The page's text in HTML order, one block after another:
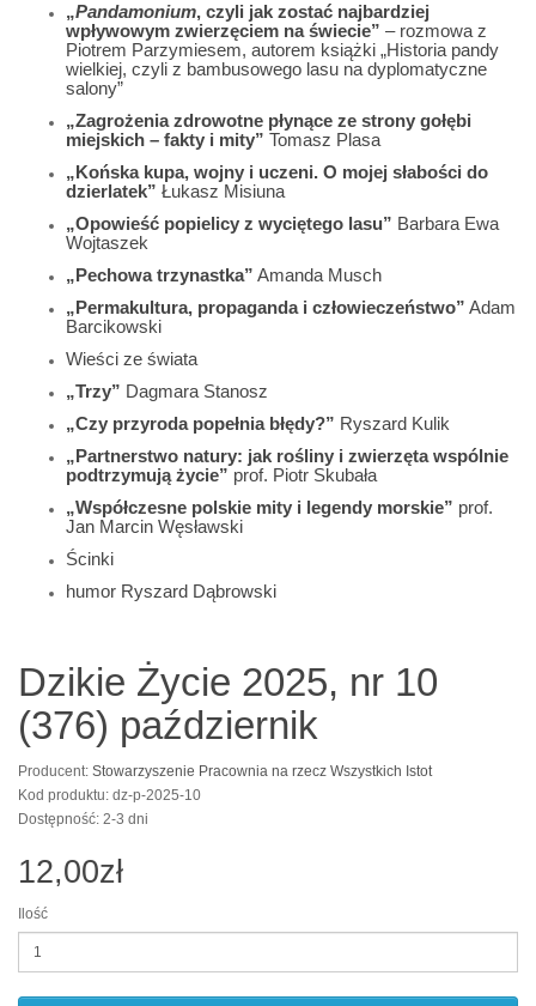
„Pandamonium, czyli jak zostać najbardziej
wpływowym zwierzęciem na świecie” – rozmowa z
Piotrem Parzymiesem, autorem książki „Historia pandy
wielkiej, czyli z bambusowego lasu na dyplomatyczne
salony”
„Zagrożenia zdrowotne płynące ze strony gołębi
miejskich – fakty i mity” Tomasz Plasa
„Końska kupa, wojny i uczeni. O mojej słabości do
dzierlatek” Łukasz Misiuna
„Opowieść popielicy z wyciętego lasu” Barbara Ewa
Wojtaszek
„Pechowa trzynastka” Amanda Musch
„Permakultura, propaganda i człowieczeństwo” Adam
Barcikowski
Wieści ze świata
„Trzy” Dagmara Stanosz
„Czy przyroda popełnia błędy?” Ryszard Kulik
„Partnerstwo natury: jak rośliny i zwierzęta wspólnie
podtrzymują życie” prof. Piotr Skubała
„Współczesne polskie mity i legendy morskie” prof.
Jan Marcin Węsławski
Ścinki
humor Ryszard Dąbrowski
Dzikie Życie 2025, nr 10
(376) październik
Producent: Stowarzyszenie Pracownia na rzecz Wszystkich Istot
Kod produktu: dz-p-2025-10
Dostępność: 2-3 dni
12,00zł
Ilość